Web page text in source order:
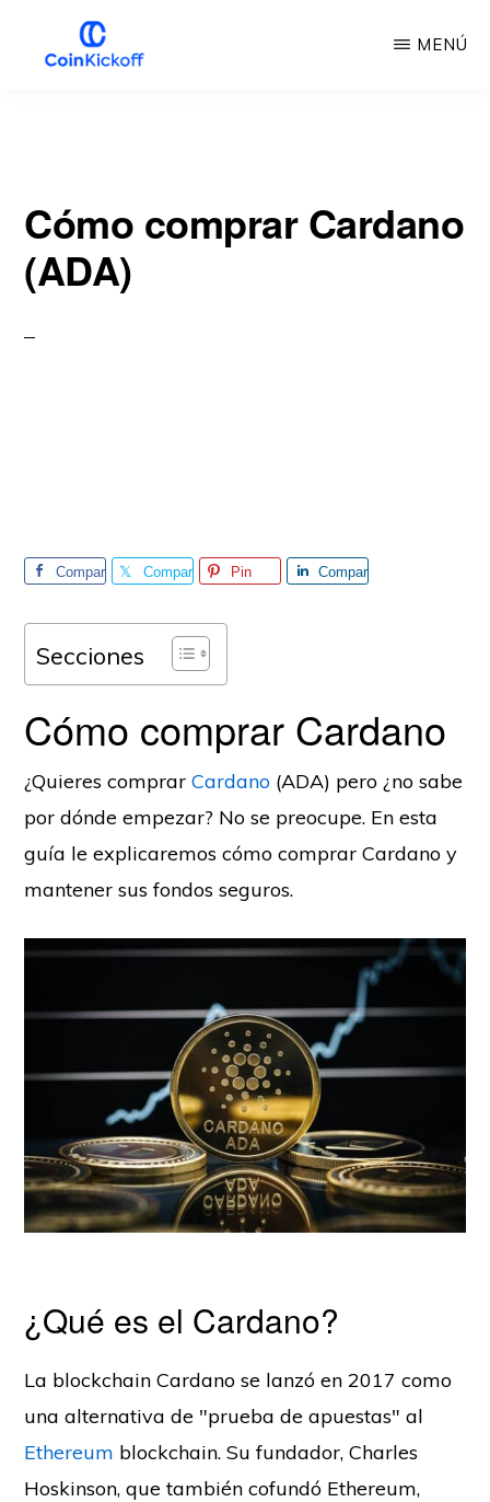
MENÚ
Cómo comprar Cardano
(ADA)
Compar
Compar
Pin
Compar
Secciones
Cómo comprar Cardano
¿Quieres comprarCardano (ADA) pero ¿no sabe
por dónde empezar? No se preocupe. En esta
guía le explicaremos cómo comprar Cardano y
mantener sus fondos seguros.
¿Qué es el Cardano?
La blockchain Cardano se lanzó en 2017 como
una alternativa de "prueba de apuestas" al
Ethereum blockchain. Su fundador, Charles
Hoskinson, que también cofundó Ethereum,